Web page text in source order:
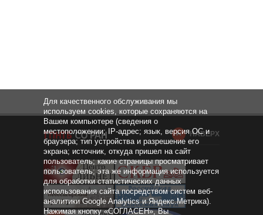
НАВЕРХ
Для качественного обслуживания мы
используем cookies, которые сохраняются на
Вашем компьютере (сведения о
местоположении; IP-адрес; язык, версия ОС и
браузера; тип устройства и разрешение его
экрана; источник, откуда пришел на сайт
пользователь; какие страницы просматривает
пользователь; эта же информация используется
для обработки статистических данных
использования сайта посредством систем веб-
аналитики Google Analytics и Яндекс.Метрика).
Нажимая кнопку «СОГЛАСЕН», Вы